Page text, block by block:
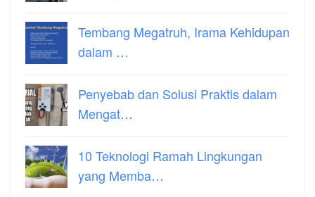
Tembang Megatruh, Irama Kehidupan
dalam …
Penyebab dan Solusi Praktis dalam
Mengat…
10 Teknologi Ramah Lingkungan
yang Memba…